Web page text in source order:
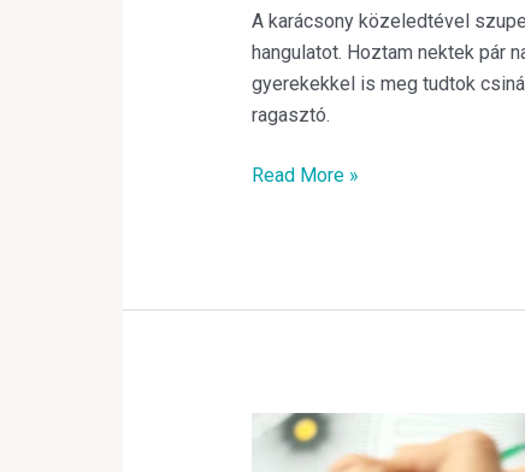
A karácsony közeledtével
hangulatot. Hoztam nektek pár
gyerekekkel is meg tudtok
ragasztó.
Read More »
Hogyan
segítsük